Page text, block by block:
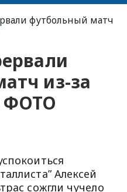
футбольный матч
из-за
ФОТО
Алексей
сожгли чучело